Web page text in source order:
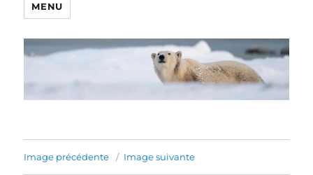
MENU
Image précédente Image suivante